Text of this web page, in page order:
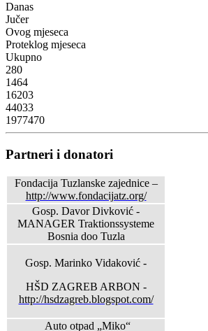
Danas
Jučer
Ovog mjeseca
Proteklog mjeseca
Ukupno
280
1464
16203
44033
1977470
Partneri i donatori
Fondacija Tuzlanske zajednice –
http://www.fondacijatz.org/
Gosp. Davor Divković -
MANAGER Traktionssysteme
Bosnia doo Tuzla
Gosp. Marinko Vidaković -
HŠD ZAGREB ARBON -
http://hsdzagreb.blogspot.com/
Auto otpad „Miko“